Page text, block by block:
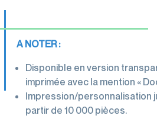
A NOTER :
Disponible en version
imprimée avec la mention «
Impression/personnalisation
partir de 10 000 pièces.